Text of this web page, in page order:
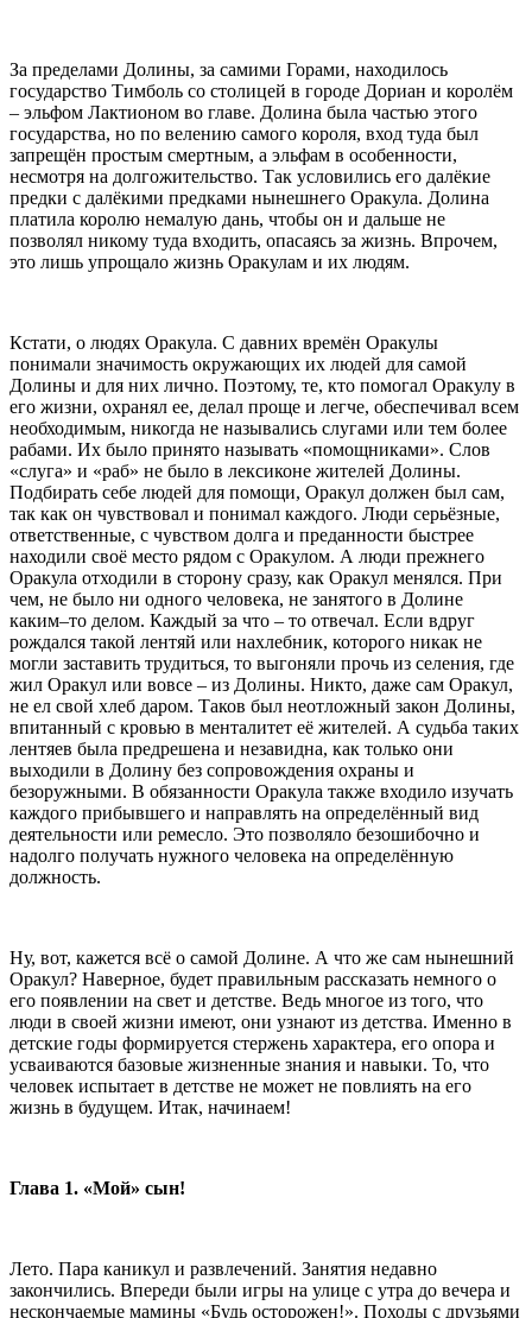
За пределами Долины, за самими Горами, находилось
государство Тимболь со столицей в городе Дориан и королём
– эльфом Лактионом во главе. Долина была частью этого
государства, но по велению самого короля, вход туда был
запрещён простым смертным, а эльфам в особенности,
несмотря на долгожительство. Так условились его далёкие
предки с далёкими предками нынешнего Оракула. Долина
платила королю немалую дань, чтобы он и дальше не
позволял никому туда входить, опасаясь за жизнь. Впрочем,
это лишь упрощало жизнь Оракулам и их людям.
Кстати, о людях Оракула. С давних времён Оракулы
понимали значимость окружающих их людей для самой
Долины и для них лично. Поэтому, те, кто помогал Оракулу в
его жизни, охранял ее, делал проще и легче, обеспечивал всем
необходимым, никогда не назывались слугами или тем более
рабами. Их было принято называть «помощниками». Слов
«слуга» и «раб» не было в лексиконе жителей Долины.
Подбирать себе людей для помощи, Оракул должен был сам,
так как он чувствовал и понимал каждого. Люди серьёзные,
ответственные, с чувством долга и преданности быстрее
находили своё место рядом с Оракулом. А люди прежнего
Оракула отходили в сторону сразу, как Оракул менялся. При
чем, не было ни одного человека, не занятого в Долине
каким–то делом. Каждый за что – то отвечал. Если вдруг
рождался такой лентяй или нахлебник, которого никак не
могли заставить трудиться, то выгоняли прочь из селения, где
жил Оракул или вовсе – из Долины. Никто, даже сам Оракул,
не ел свой хлеб даром. Таков был неотложный закон Долины,
впитанный с кровью в менталитет её жителей. А судьба таких
лентяев была предрешена и незавидна, как только они
выходили в Долину без сопровождения охраны и
безоружными. В обязанности Оракула также входило изучать
каждого прибывшего и направлять на определённый вид
деятельности или ремесло. Это позволяло безошибочно и
надолго получать нужного человека на определённую
должность.
Ну, вот, кажется всё о самой Долине. А что же сам нынешний
Оракул? Наверное, будет правильным рассказать немного о
его появлении на свет и детстве. Ведь многое из того, что
люди в своей жизни имеют, они узнают из детства. Именно в
детские годы формируется стержень характера, его опора и
усваиваются базовые жизненные знания и навыки. То, что
человек испытает в детстве не может не повлиять на его
жизнь в будущем. Итак, начинаем!
Глава 1. «Мой» сын!
Лето. Пара каникул и развлечений. Занятия недавно
закончились. Впереди были игры на улице с утра до вечера и
нескончаемые мамины «Будь осторожен!». Походы с друзьями